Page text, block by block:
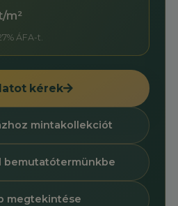
m²
ÁFA-t.
kérek
mintakollekciót
bemutatótermünkbe
megtekintése